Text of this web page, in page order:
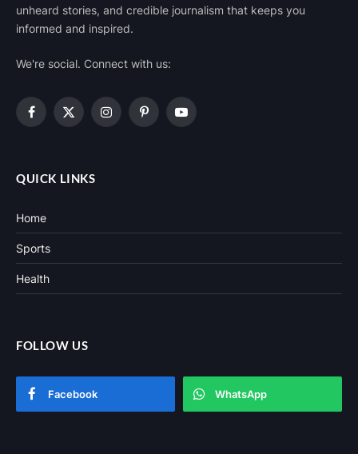
unheard stories, and credible journalism that keeps you
informed and inspired.
We're social. Connect with us:
Facebook
X
InstagramPinterestYouTube
QUICK LINKS
Home
Sports
Health
FOLLOW US
Facebook WhatsApp